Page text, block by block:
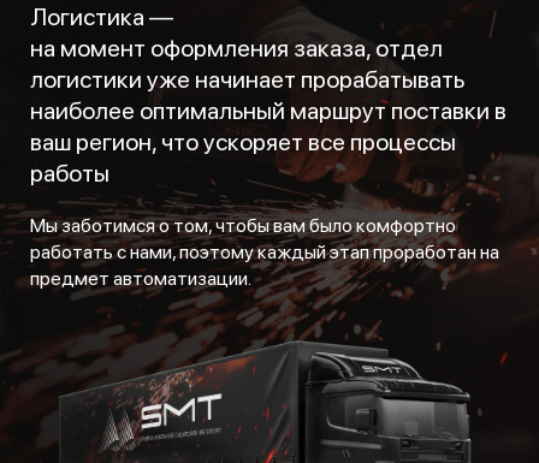
Логистика —
на момент оформления заказа, отдел
логистики уже начинает прорабатывать
наиболее оптимальный маршрут поставки в
ваш регион, что ускоряет все процессы
работы
Мы заботимся о том, чтобы вам было комфортно
работать с нами, поэтому каждый этап проработан на
предмет автоматизации.